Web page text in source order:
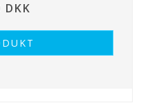
DKK